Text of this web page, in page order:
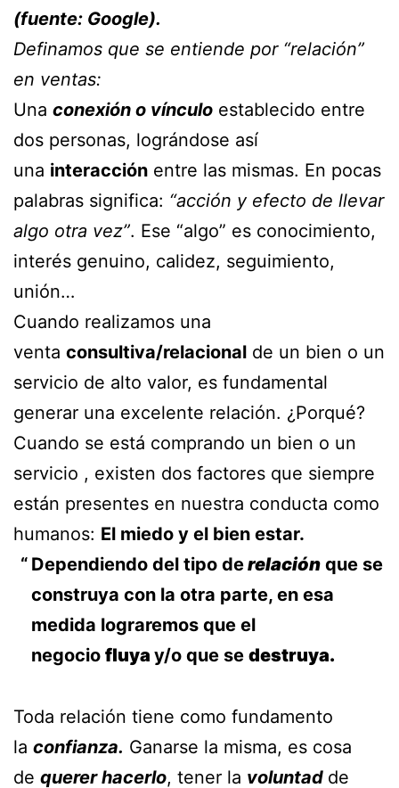
(fuente: Google).
Definamos que se entiende por “relación”
en ventas:
Una conexión o vínculo establecido entre
dos personas, lográndose así
una interacción entre las mismas. En pocas
palabras significa: “acción y efecto de llevar
algo otra vez”. Ese “algo” es conocimiento,
interés genuino, calidez, seguimiento,
unión…
Cuando realizamos una
venta consultiva/relacional de un bien o un
servicio de alto valor, es fundamental
generar una excelente relación. ¿Porqué?
Cuando se está comprando un bien o un
servicio , existen dos factores que siempre
están presentes en nuestra conducta como
humanos: El miedo y el bien estar.
Dependiendo del tipo derelación que se
construya con la otra parte, en esa
medida lograremos que el
negocio fluya y/o que se destruya.
Toda relación tiene como fundamento
la confianza. Ganarse la misma, es cosa
de querer hacerlo, tener la voluntad de